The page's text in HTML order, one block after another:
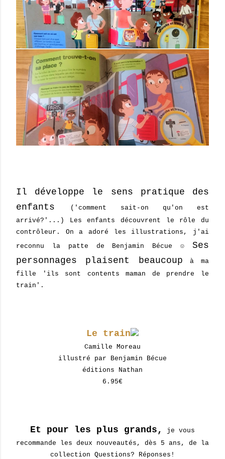
Il développe le sens pratique des
enfants
('comment sait-on qu'on est
arrivé?'...) Les enfants découvrent le rôle du
contrôleur. On a adoré les illustrations, j'ai
reconnu la patte de Benjamin Bécue ☺ Ses
personnages plaisent beaucoup à ma
fille 'ils sont contents maman de prendre le
train'.
Le train
Camille Moreau
illustré par Benjamin Bécue
éditions Nathan
6.95€
Et pour les plus grands,
je vous
recommande les deux nouveautés, dès 5 ans, de la
collection Questions? Réponses!